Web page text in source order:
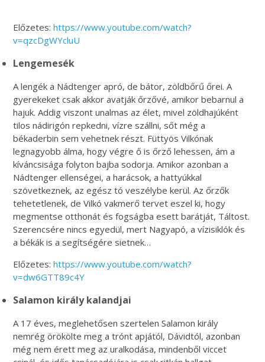
Előzetes:https://www.youtube.com/watch?
v=qzcDgWYcluU
Lengemesék
A lengék a Nádtenger apró, de bátor, zöldbőrű őrei. A
gyerekeket csak akkor avatják őrzővé, amikor bebarnul a
hajuk. Addig viszont unalmas az élet, mivel zöldhajúként
tilos nádirigón repkedni, vízre szállni, sőt még a
békaderbin sem vehetnek részt. Füttyös Vilkónak
legnagyobb álma, hogy végre ő is őrző lehessen, ám a
kíváncsisága folyton bajba sodorja. Amikor azonban a
Nádtenger ellenségei, a harácsok, a hattyúkkal
szövetkeznek, az egész tó veszélybe kerül. Az őrzők
tehetetlenek, de Vilkó vakmerő tervet eszel ki, hogy
megmentse otthonát és fogságba esett barátját, Táltost.
Szerencsére nincs egyedül, mert Nagyapó, a vízisiklók és
a békák is a segítségére sietnek…
Előzetes:https://www.youtube.com/watch?
v=dw6GTT89c4Y
Salamon király kalandjai
A 17 éves, meglehetősen szertelen Salamon király
nemrég örökölte meg a trónt apjától, Dávidtól, azonban
még nem érett meg az uralkodása, mindenből viccet